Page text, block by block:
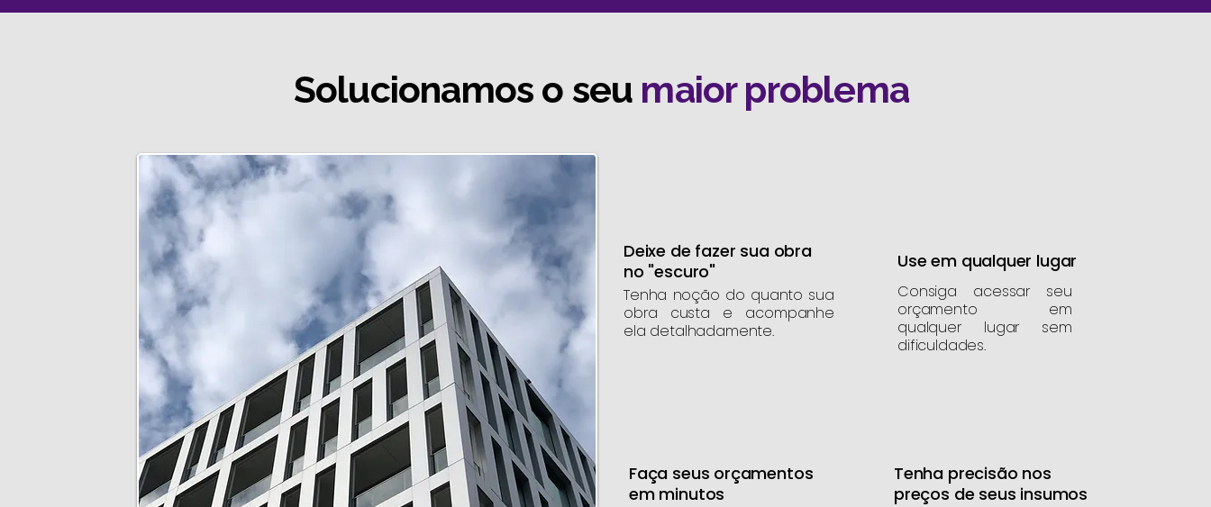
Solucionamos o seu maior problema
Deixe de fazer sua obra
no "escuro"
Tenha noção do quanto sua
obra custa e acompanhe
ela detalhadamente.
Faça seus orçamentos
em minutos
Use em qualquer lugar
Consiga acessar seu
orçamento em
qualquer lugar sem
dificuldades.
Tenha precisão nos
preços de seus insumos